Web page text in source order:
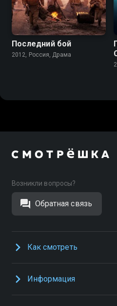
7.7 4.1
Последний бой
2012, Россия, Драма
Возникли вопросы?
Обратная связь
Как смотреть
Информация